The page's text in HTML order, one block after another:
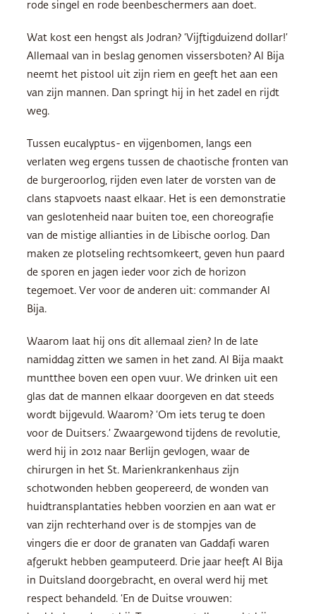
rode singel en rode beenbeschermers aan doet.
Wat kost een hengst als Jodran? ‘Vijftigduizend dollar!’
Allemaal van in beslag genomen vissersboten? Al Bija
neemt het pistool uit zijn riem en geeft het aan een
van zijn mannen. Dan springt hij in het zadel en rijdt
weg.
Tussen eucalyptus- en vijgenbomen, langs een
verlaten weg ergens tussen de chaotische fronten van
de burgeroorlog, rijden even later de vorsten van de
clans stapvoets naast elkaar. Het is een demonstratie
van geslotenheid naar buiten toe, een choreografie
van de mistige allianties in de Libische oorlog. Dan
maken ze plotseling rechtsomkeert, geven hun paard
de sporen en jagen ieder voor zich de horizon
tegemoet. Ver voor de anderen uit: commander Al
Bija.
Waarom laat hij ons dit allemaal zien? In de late
namiddag zitten we samen in het zand. Al Bija maakt
muntthee boven een open vuur. We drinken uit een
glas dat de mannen elkaar doorgeven en dat steeds
wordt bijgevuld. Waarom? ‘Om iets terug te doen
voor de Duitsers.’ Zwaargewond tijdens de revolutie,
werd hij in 2012 naar Berlijn gevlogen, waar de
chirurgen in het St. Marienkrankenhaus zijn
schotwonden hebben geopereerd, de wonden van
huidtransplantaties hebben voorzien en aan wat er
van zijn rechterhand over is de stompjes van de
vingers die er door de granaten van Gaddafi waren
afgerukt hebben geamputeerd. Drie jaar heeft Al Bija
in Duitsland doorgebracht, en overal werd hij met
respect behandeld. ‘En de Duitse vrouwen: